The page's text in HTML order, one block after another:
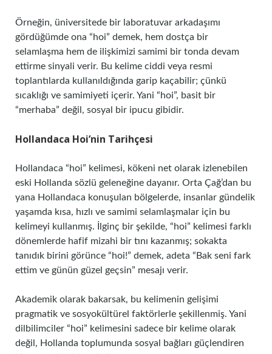
Örneğin, üniversitede bir laboratuvar arkadaşımı
gördüğümde ona “hoi” demek, hem dostça bir
selamlaşma hem de ilişkimizi samimi bir tonda devam
ettirme sinyali verir. Bu kelime ciddi veya resmi
toplantılarda kullanıldığında garip kaçabilir; çünkü
sıcaklığı ve samimiyeti içerir. Yani “hoi”, basit bir
“merhaba” değil, sosyal bir ipucu gibidir.
Hollandaca Hoi’nin Tarihçesi
Hollandaca “hoi” kelimesi, kökeni net olarak izlenebilen
eski Hollanda sözlü geleneğine dayanır. Orta Çağ’dan bu
yana Hollandaca konuşulan bölgelerde, insanlar gündelik
yaşamda kısa, hızlı ve samimi selamlaşmalar için bu
kelimeyi kullanmış. İlginç bir şekilde, “hoi” kelimesi farklı
dönemlerde hafif mizahi bir tını kazanmış; sokakta
tanıdık birini görünce “hoi!” demek, adeta “Bak seni fark
ettim ve günün güzel geçsin” mesajı verir.
Akademik olarak bakarsak, bu kelimenin gelişimi
pragmatik ve sosyokültürel faktörlerle şekillenmiş. Yani
dilbilimciler “hoi” kelimesini sadece bir kelime olarak
değil, Hollanda toplumunda sosyal bağları güçlendiren